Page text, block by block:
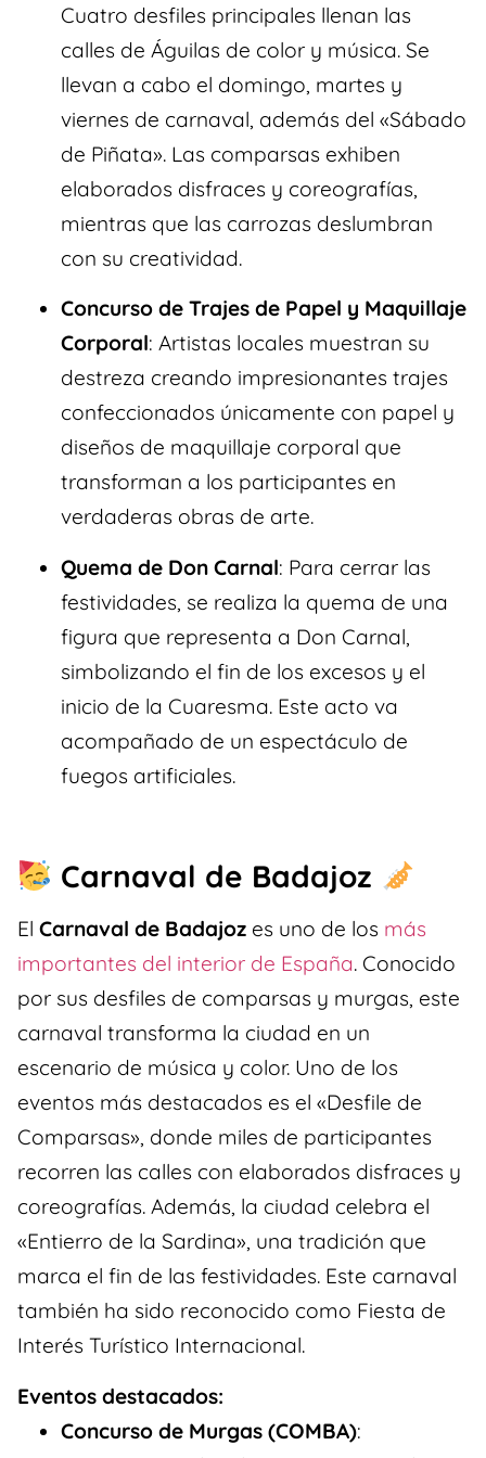
Cuatro desfiles principales llenan las
calles de Águilas de color y música. Se
llevan a cabo el domingo, martes y
viernes de carnaval, además del «Sábado
de Piñata». Las comparsas exhiben
elaborados disfraces y coreografías,
mientras que las carrozas deslumbran
con su creatividad.
Concurso de Trajes de Papel y Maquillaje
Corporal: Artistas locales muestran su
destreza creando impresionantes trajes
confeccionados únicamente con papel y
diseños de maquillaje corporal que
transforman a los participantes en
verdaderas obras de arte.
Quema de Don Carnal: Para cerrar las
festividades, se realiza la quema de una
figura que representa a Don Carnal,
simbolizando el fin de los excesos y el
inicio de la Cuaresma. Este acto va
acompañado de un espectáculo de
fuegos artificiales.
Carnaval de Badajoz
El Carnaval de Badajoz es uno de los más
importantes del interior de España. Conocido
por sus desfiles de comparsas y murgas, este
carnaval transforma la ciudad en un
escenario de música y color. Uno de los
eventos más destacados es el «Desfile de
Comparsas», donde miles de participantes
recorren las calles con elaborados disfraces y
coreografías. Además, la ciudad celebra el
«Entierro de la Sardina», una tradición que
marca el fin de las festividades. Este carnaval
también ha sido reconocido como Fiesta de
Interés Turístico Internacional.
Eventos destacados:
Concurso de Murgas (COMBA):